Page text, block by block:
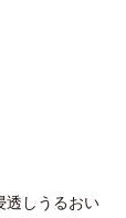
透し うるおい